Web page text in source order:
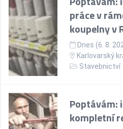
práce v
koupelny v
Dnes (6. 8.
Karlovarský
Stavebnictví
Poptávám:
kompletní